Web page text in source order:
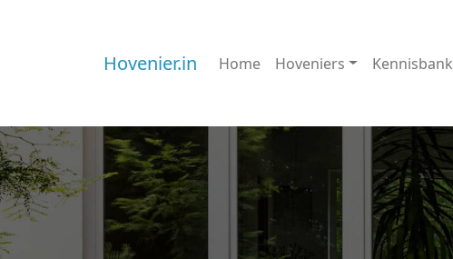
Hovenier.in Home Hoveniers Kennisbank